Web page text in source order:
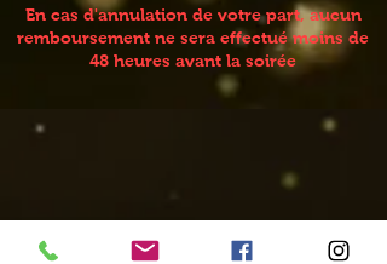
En cas d'annulation de votre part, aucun
remboursement ne sera effectué moins de
48 heures avant la soirée